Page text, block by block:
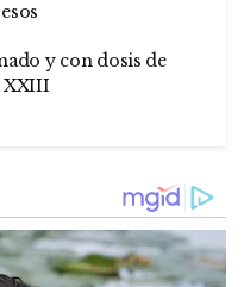
y con dosis de
XXIII